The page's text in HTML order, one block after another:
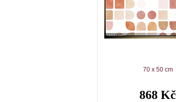
70 x 50 cm
868 Kč